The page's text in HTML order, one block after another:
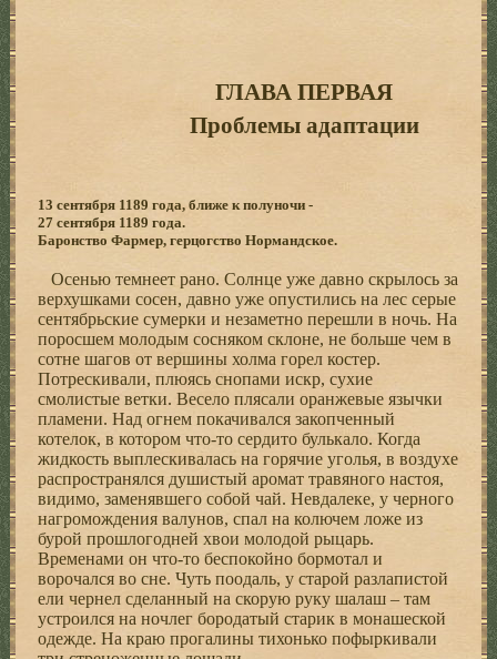
ГЛАВА ПЕРВАЯ
Проблемы адаптации
13 сентября 1189 года, ближе к полуночи -
27 сентября 1189 года.
Баронство Фармер, герцогство Нормандское.
Осенью темнеет рано. Солнце уже давно скрылось за
верхушками сосен, давно уже опустились на лес серые
сентябрьские сумерки и незаметно перешли в ночь. На
поросшем молодым сосняком склоне, не больше чем в
сотне шагов от вершины холма горел костер.
Потрескивали, плюясь снопами искр, сухие
смолистые ветки. Весело плясали оранжевые язычки
пламени. Над огнем покачивался закопченный
котелок, в котором что-то сердито булькало. Когда
жидкость выплескивалась на горячие уголья, в воздухе
распространялся душистый аромат травяного настоя,
видимо, заменявшего собой чай. Невдалеке, у черного
нагромождения валунов, спал на колючем ложе из
бурой прошлогодней хвои молодой рыцарь.
Временами он что-то беспокойно бормотал и
ворочался во сне. Чуть поодаль, у старой разлапистой
ели чернел сделанный на скорую руку шалаш – там
устроился на ночлег бородатый старик в монашеской
одежде. На краю прогалины тихонько пофыркивали